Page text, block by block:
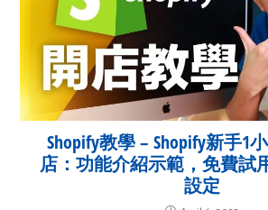
Shopify教學 – Shopify新手1
店：功能介紹示範，免費試
設定